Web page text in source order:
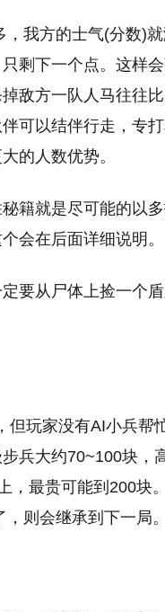
我方的士气(分数)
剩下一个点。这样
敌方一队人马往往
可以结伴行走，专
的人数优势。
籍就是尽可能的以
会在后面详细说明。
要从尸体上捡一个
但玩家没有AI小兵帮
兵大约70~100块，
，最贵可能到200块
则会继承到下一局。